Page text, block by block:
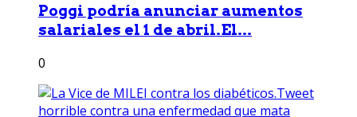
Poggi podría anunciar aumentos
salariales el 1 de abril.El...
0